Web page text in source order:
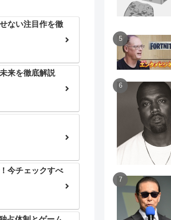
ない注目作を徹
来を徹底解説
今チェックすべ